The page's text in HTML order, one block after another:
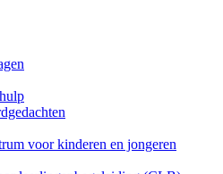
voor kinderen en jongeren